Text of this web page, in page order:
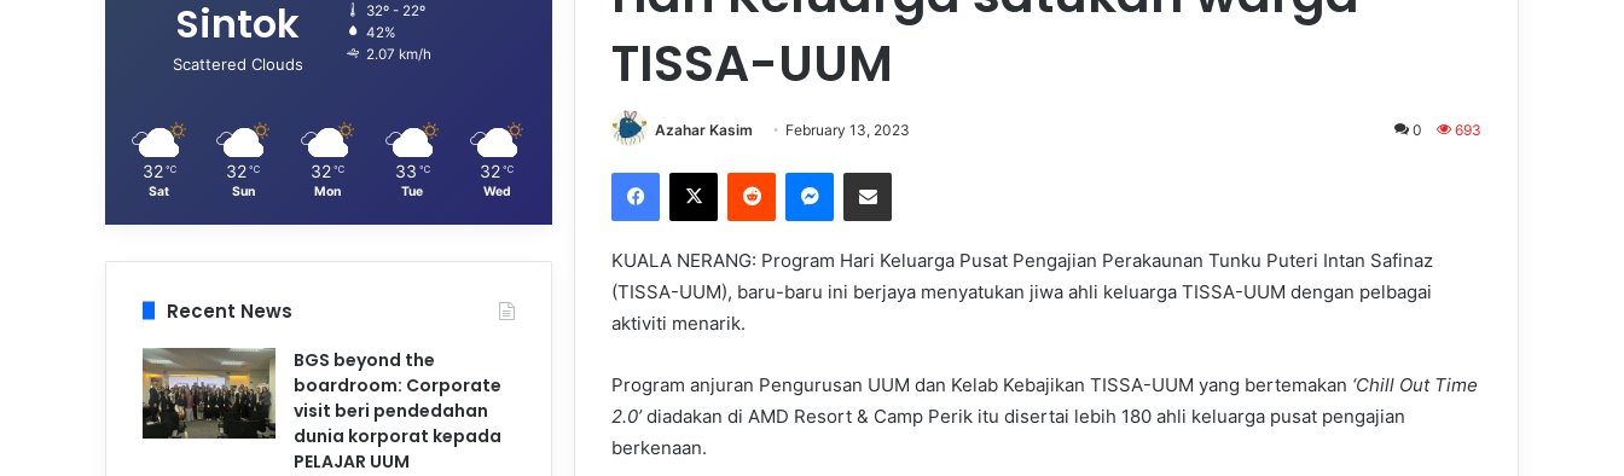
TISSA-UUM
Azahar Kasim February 13, 2023 0 693
Facebook
X Reddit Messenger
Share via Email
KUALA NERANG: Program Hari Keluarga Pusat Pengajian Perakaunan Tunku Puteri Intan Safinaz
(TISSA-UUM), baru-baru ini berjaya menyatukan jiwa ahli keluarga TISSA-UUM dengan pelbagai
aktiviti menarik.
Program anjuran Pengurusan UUM dan Kelab Kebajikan TISSA-UUM yang bertemakan ‘Chill Out Time
2.0’diadakan di AMD Resort & Camp Perik itu disertai lebih 180 ahli keluarga pusat pengajian
berkenaan.
Sintok
Scattered Clouds
32º - 22º
42%
2.07 km/h
32 ℃
Sat
32 ℃
Sun
32 ℃
Mon
33 ℃
Tue
32 ℃
Wed
Recent News
BGS beyond the
boardroom: Corporate
visit beri pendedahan
dunia korporat kepada
PELAJAR UUM